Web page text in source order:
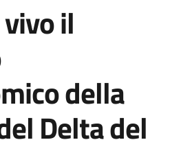
il
della
Delta del